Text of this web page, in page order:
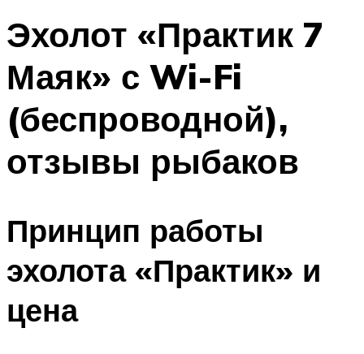
Эхолот «Практик 7
Маяк» с Wi-Fi
(беспроводной),
отзывы рыбаков
Принцип работы
эхолота «Практик» и
цена